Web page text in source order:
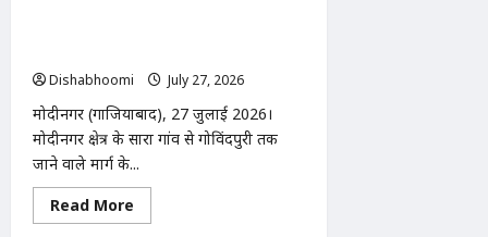
Dishabhoomi
July 27, 2026
मोदीनगर (गाजियाबाद), 27 जुलाई 2026।
मोदीनगर क्षेत्र के सारा गांव से गोविंदपुरी तक
जाने वाले मार्ग के...
Read More
more